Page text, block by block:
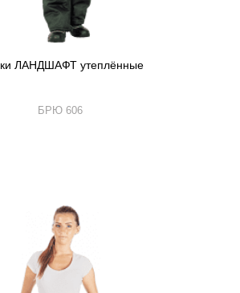
ЛАНДШАФТ утеплённые
БРЮ 606